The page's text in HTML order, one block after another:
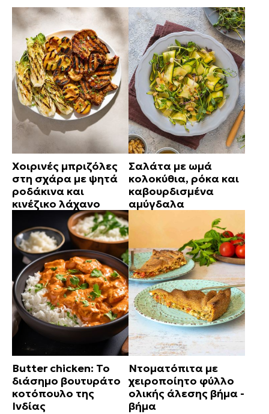
Χοιρινές μπριζόλες
στη σχάρα με ψητά
ροδάκινα και
κινέζικο λάχανο
Σαλάτα με ωμά
κολοκύθια, ρόκα και
καβουρδισμένα
αμύγδαλα
Butter chicken: Το
διάσημο βουτυράτο
κοτόπουλο της
Ινδίας
Ντοματόπιτα με
χειροποίητο φύλλο
ολικής άλεσης βήμα -
βήμα